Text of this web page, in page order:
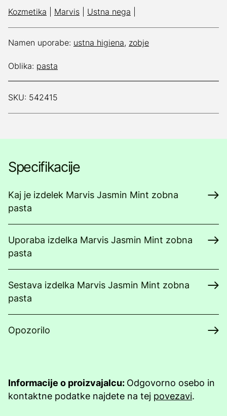
Kozmetika Marvis Ustna nega
Namen uporabe: ustna higiena, zobje
Oblika: pasta
SKU: 542415
Specifikacije
Kaj je izdelek Marvis Jasmin Mint zobna
pasta
Uporaba izdelka Marvis Jasmin Mint zobna
pasta
Sestava izdelka Marvis Jasmin Mint zobna
pasta
Opozorilo
Informacije o proizvajalcu: Odgovorno osebo in
kontaktne podatke najdete na tej povezavi.